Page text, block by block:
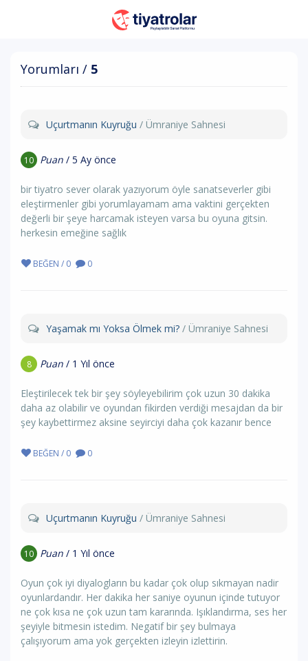
Yorumları / 5
Uçurtmanın Kuyruğu / Ümraniye Sahnesi
10 Puan / 5 Ay önce
bir tiyatro sever olarak yazıyorum öyle sanatseverler gibi
eleştirmenler gibi yorumlayamam ama vaktini gerçekten
değerli bir şeye harcamak isteyen varsa bu oyuna gitsin.
herkesin emeğine sağlık
BEĞEN / 0 0
Yaşamak mı Yoksa Ölmek mi? / Ümraniye Sahnesi
8 Puan / 1 Yıl önce
Eleştirilecek tek bir şey söyleyebilirim çok uzun 30 dakika
daha az olabilir ve oyundan fikirden verdiği mesajdan da bir
şey kaybettirmez aksine seyirciyi daha çok kazanır bence
BEĞEN / 0 0
Uçurtmanın Kuyruğu / Ümraniye Sahnesi
10 Puan / 1 Yıl önce
Oyun çok iyi diyalogların bu kadar çok olup sıkmayan nadir
oyunlardandır. Her dakika her saniye oyunun içinde tutuyor
ne çok kısa ne çok uzun tam kararında. Işıklandırma, ses her
şeyiyle bitmesin istedim. Negatif bir şey bulmaya
çalışıyorum ama yok gerçekten izleyin izlettirin.